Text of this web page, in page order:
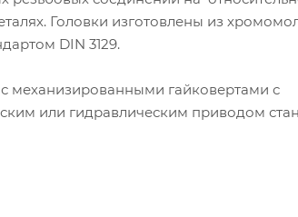
Головки изготовлены из
DIN 3129.
механизированными гайковертами с
или гидравлическим приводом